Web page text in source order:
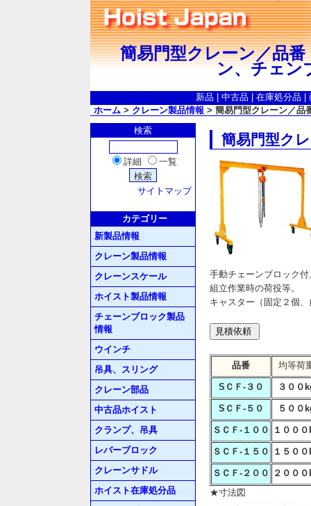
簡易門型クレーン／品
ン、チェン
新品 中古品 在庫処分品
ホーム > クレーン製品情報 > 簡易門型クレーン／品
検索
詳細 一覧
サイトマップ
カテゴリー
新製品情報
クレーン製品情報
クレーンスケール
ホイスト製品情報
チェーンブロック製品
情報
ウインチ
吊具、スリング
クレーン部品
中古品ホイスト
クランプ、吊具
レバーブロック
クレーンサドル
ホイスト在庫処分品
簡易門型ク
手動チェーンブロック付
組立作業時の荷役等。
キャスター（固定２個
品番 均等荷
SＣＦ-３０ ３００
SＣＦ-５０ ５００
ＳＣＦ-１００ １００
ＳＣＦ-１５０ １５０
ＳＣＦ-２００
２００
★寸法図